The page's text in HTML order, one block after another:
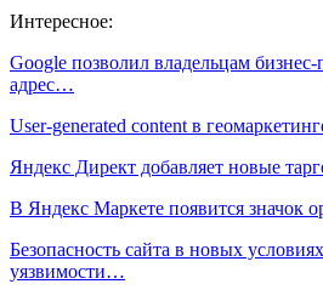
Интересное:
Google позволил владельцам
адрес…
User-generated content в
Яндекс Директ добавляет новые
В Яндекс Маркете появится значок
Безопасность сайта в новых
уязвимости…